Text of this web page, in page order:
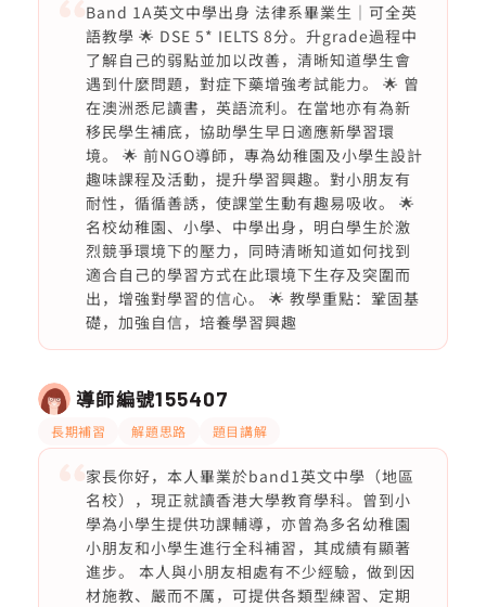
Band 1A英文中學出身 法律系畢業生｜可全英
語教學 🌟 DSE 5* IELTS 8分。升grade過程中
了解自己的弱點並加以改善，清晰知道學生會
遇到什麼問題，對症下藥增強考試能力。 🌟 曾
在澳洲悉尼讀書，英語流利。在當地亦有為新
移民學生補底，協助學生早日適應新學習環
境。 🌟 前NGO導師，專為幼稚園及小學生設計
趣味課程及活動，提升學習興趣。對小朋友有
耐性，循循善誘，使課堂生動有趣易吸收。 🌟
名校幼稚園、小學、中學出身，明白學生於激
烈競爭環境下的壓力，同時清晰知道如何找到
適合自己的學習方式在此環境下生存及突圍而
出，增強對學習的信心。 🌟 教學重點：鞏固基
礎，加強自信，培養學習興趣
導師編號155407
長期補習 解題思路 題目講解
家長你好，本人畢業於band1英文中學（地區
名校），現正就讀香港大學教育學科。曾到小
學為小學生提供功課輔導，亦曾為多名幼稚園
小朋友和小學生進行全科補習，其成績有顯著
進步。 本人與小朋友相處有不少經驗，做到因
材施教、嚴而不厲，可提供各類型練習、定期